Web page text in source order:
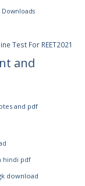
Downloads
Test For REET2021
and
and pdf
hindi pdf
download